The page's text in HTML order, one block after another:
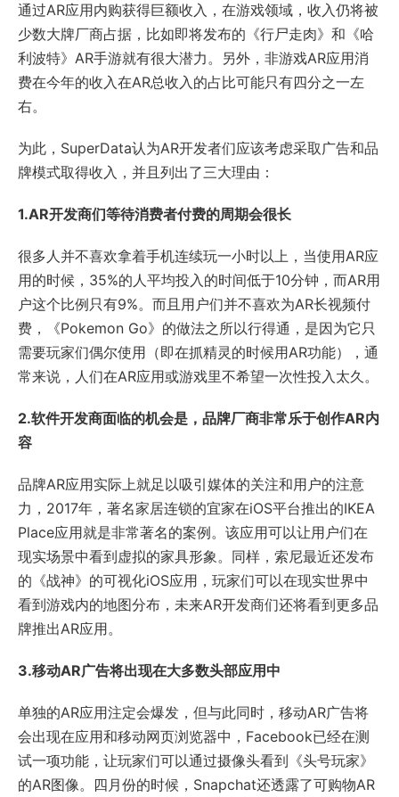
通过AR应用内购获得巨额收入，在游戏领域，收入仍将被
少数大牌厂商占据，比如即将发布的《行尸走肉》和《哈
利波特》AR手游就有很大潜力。另外，非游戏AR应用消
费在今年的收入在AR总收入的占比可能只有四分之一左
右。
为此，SuperData认为AR开发者们应该考虑采取广告和品
牌模式取得收入，并且列出了三大理由：
1.AR开发商们等待消费者付费的周期会很长
很多人并不喜欢拿着手机连续玩一小时以上，当使用AR应
用的时候，35%的人平均投入的时间低于10分钟，而AR用
户这个比例只有9%。而且用户们并不喜欢为AR长视频付
费，《Pokemon Go》的做法之所以行得通，是因为它只
需要玩家们偶尔使用（即在抓精灵的时候用AR功能），通
常来说，人们在AR应用或游戏里不希望一次性投入太久。
2.软件开发商面临的机会是，品牌厂商非常乐于创作AR内
容
品牌AR应用实际上就足以吸引媒体的关注和用户的注意
力，2017年，著名家居连锁的宜家在iOS平台推出的IKEA
Place应用就是非常著名的案例。该应用可以让用户们在
现实场景中看到虚拟的家具形象。同样，索尼最近还发布
的《战神》的可视化iOS应用，玩家们可以在现实世界中
看到游戏内的地图分布，未来AR开发商们还将看到更多品
牌推出AR应用。
3.移动AR广告将出现在大多数头部应用中
单独的AR应用注定会爆发，但与此同时，移动AR广告将
会出现在应用和移动网页浏览器中，Facebook已经在测
试一项功能，让玩家们可以通过摄像头看到《头号玩家》
的AR图像。四月份的时候，Snapchat还透露了可购物AR